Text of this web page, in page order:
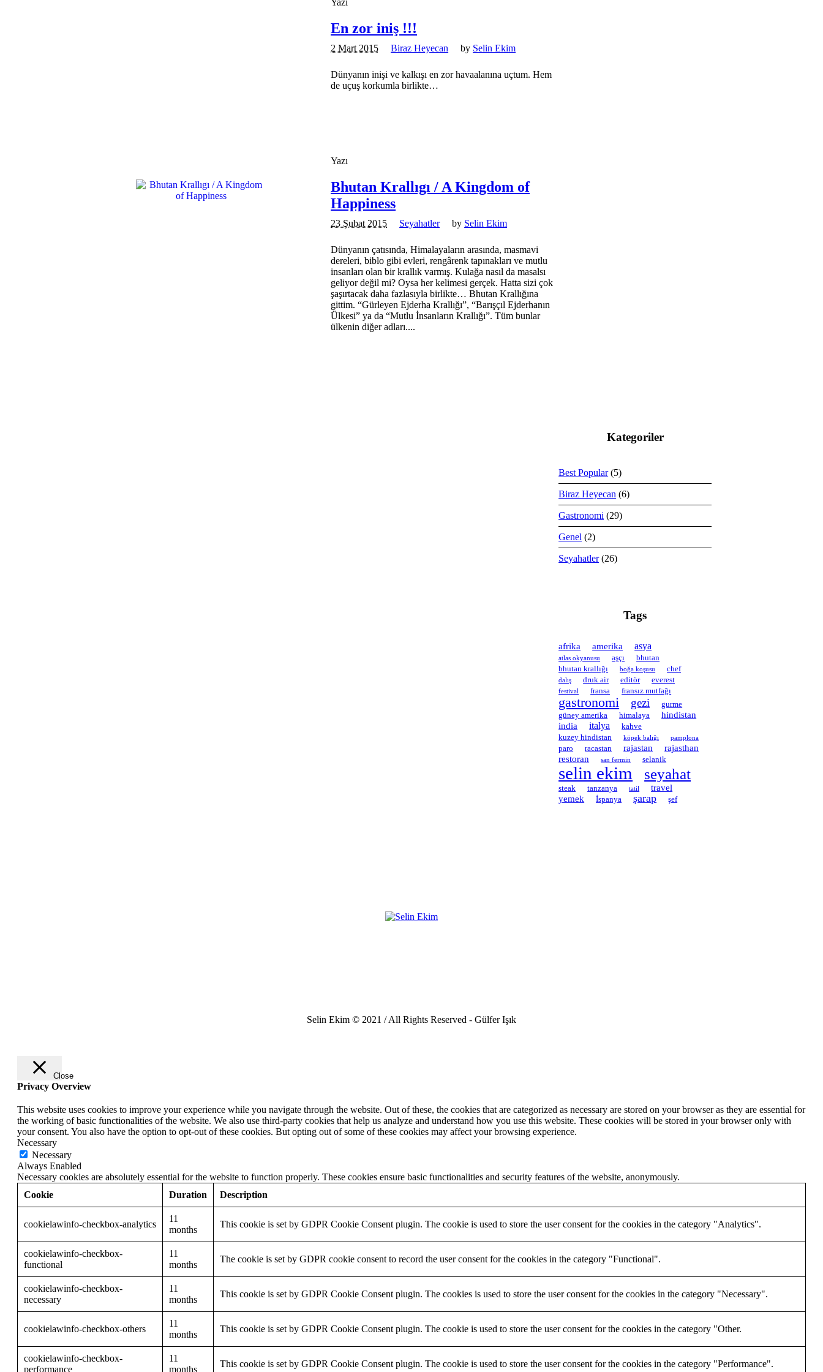
Yazı
En zor iniş !!!
2 Mart 2015 Biraz Heyecan by Selin Ekim
Dünyanın inişi ve kalkışı en zor havaalanına uçtum. Hem
de uçuş korkumla birlikte…
Yazı
Bhutan Krallıgı / A Kingdom of
Happiness
23 Şubat 2015 Seyahatler by Selin Ekim
Dünyanın çatısında, Himalayaların arasında, masmavi
dereleri, biblo gibi evleri, rengârenk tapınakları ve mutlu
insanları olan bir krallık varmış. Kulağa nasıl da masalsı
geliyor değil mi? Oysa her kelimesi gerçek. Hatta sizi çok
şaşırtacak daha fazlasıyla birlikte… Bhutan Krallığına
gittim. “Gürleyen Ejderha Krallığı”, “Barışçıl Ejderhanın
Ülkesi” ya da “Mutlu İnsanların Krallığı”. Tüm bunlar
ülkenin diğer adları....
Kategoriler
Best Popular(5)
Biraz Heyecan (6)
Gastronomi (29)
Genel (2)
Seyahatler(26)
Tags
afrika amerika asya
atlas okyanusu aşçı
bhutan
bhutan krallığı
boğa koşusu chef
dalış druk air editör everest
festival fransa fransız mutfağı
gastronomi gezi
gurme
güney amerika
himalaya
hindistan
india
italya
kahve
kuzey hindistan
köpek balığı pamplona
paro racastan rajastan
rajasthan
restoran
san fermin selanik
selin ekim seyahat
steak tanzanya tatil
travel
yemek
İspanya şarap şef
Selin Ekim © 2021 / All Rights Reserved - Gülfer Işık
Close
Privacy Overview
This website uses cookies to improve your experience while you navigate through the website. Out of these, the cookies that are categorized as necessary are stored on your browser as they are essential for
the working of basic functionalities of the website. We also use third-party cookies that help us analyze and understand how you use this website. These cookies will be stored in your browser only with
your consent. You also have the option to opt-out of these cookies. But opting out of some of these cookies may affect your browsing experience.
Necessary
Necessary
Always Enabled
Necessary cookies are absolutely essential for the website to function properly. These cookies ensure basic functionalities and security features of the website, anonymously.
Cookie
Duration Description
cookielawinfo-checkbox-analytics
11
months
This cookie is set by GDPR Cookie Consent plugin. The cookie is used to store the user consent for the cookies in the category "Analytics".
cookielawinfo-checkbox-
functional
11
months
The cookie is set by GDPR cookie consent to record the user consent for the cookies in the category "Functional".
cookielawinfo-checkbox-
necessary
11
months
This cookie is set by GDPR Cookie Consent plugin. The cookies is used to store the user consent for the cookies in the category "Necessary".
cookielawinfo-checkbox-others
11
months
This cookie is set by GDPR Cookie Consent plugin. The cookie is used to store the user consent for the cookies in the category "Other.
cookielawinfo-checkbox-
performance
11
months
This cookie is set by GDPR Cookie Consent plugin. The cookie is used to store the user consent for the cookies in the category "Performance".